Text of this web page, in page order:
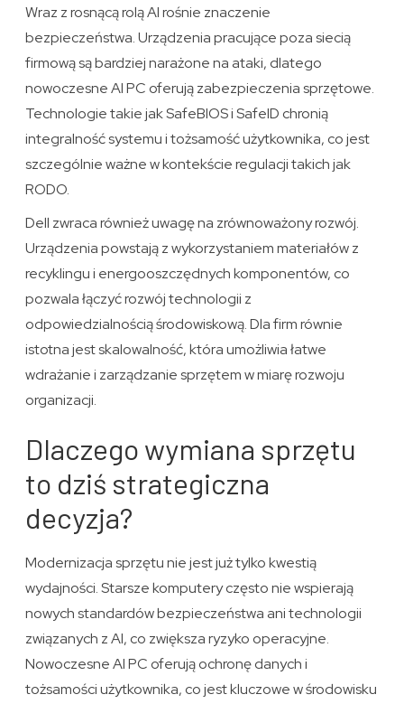
Wraz z rosnącą rolą AI rośnie znaczenie
bezpieczeństwa. Urządzenia pracujące poza siecią
firmową są bardziej narażone na ataki, dlatego
nowoczesne AI PC oferują zabezpieczenia sprzętowe.
Technologie takie jak SafeBIOS i SafeID chronią
integralność systemu i tożsamość użytkownika, co jest
szczególnie ważne w kontekście regulacji takich jak
RODO.
Dell zwraca również uwagę na zrównoważony rozwój.
Urządzenia powstają z wykorzystaniem materiałów z
recyklingu i energooszczędnych komponentów, co
pozwala łączyć rozwój technologii z
odpowiedzialnością środowiskową. Dla firm równie
istotna jest skalowalność, która umożliwia łatwe
wdrażanie i zarządzanie sprzętem w miarę rozwoju
organizacji.
Dlaczego wymiana sprzętu
to dziś strategiczna
decyzja?
Modernizacja sprzętu nie jest już tylko kwestią
wydajności. Starsze komputery często nie wspierają
nowych standardów bezpieczeństwa ani technologii
związanych z AI, co zwiększa ryzyko operacyjne.
Nowoczesne AI PC oferują ochronę danych i
tożsamości użytkownika, co jest kluczowe w środowisku